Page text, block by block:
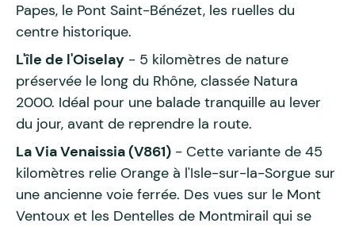
Papes, le Pont Saint-Bénézet, les ruelles du
centre historique.
L'île de l'Oiselay - 5 kilomètres de nature
préservée le long du Rhône, classée Natura
2000. Idéal pour une balade tranquille au lever
du jour, avant de reprendre la route.
La Via Venaissia (V861) - Cette variante de 45
kilomètres relie Orange à l'Isle-sur-la-Sorgue sur
une ancienne voie ferrée. Des vues sur le Mont
Ventoux et les Dentelles de Montmirail qui se